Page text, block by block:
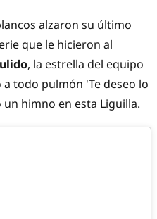
alzaron su último
que le hicieron al
, la estrella del equipo
todo pulmón 'Te deseo lo
himno en esta Liguilla.